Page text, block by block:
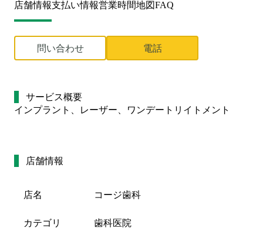
店舗情報支払い情報営業時間地図FAQ
問い合わせ 電話
サービス概要
インプラント、レーザー、ワンデートリイトメント
店舗情報
店名 コージ歯科
カテゴリ 歯科医院